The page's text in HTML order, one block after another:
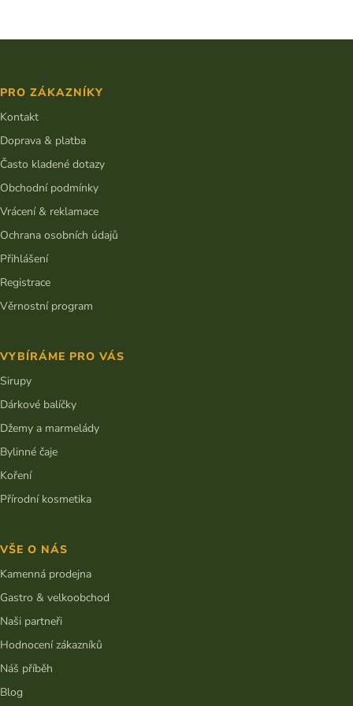
a
t
í
PRO ZÁKAZNÍKY
Kontakt
Doprava & platba
Často kladené dotazy
Obchodní podmínky
Vrácení & reklamace
Ochrana osobních údajů
Přihlášení
Registrace
Věrnostní program
VYBÍRÁME PRO VÁS
Sirupy
Dárkové balíčky
Džemy a marmelády
Bylinné čaje
Koření
Přírodní kosmetika
VŠE O NÁS
Kamenná prodejna
Gastro & velkoobchod
Naši partneři
Hodnocení zákazníků
Náš příběh
Blog